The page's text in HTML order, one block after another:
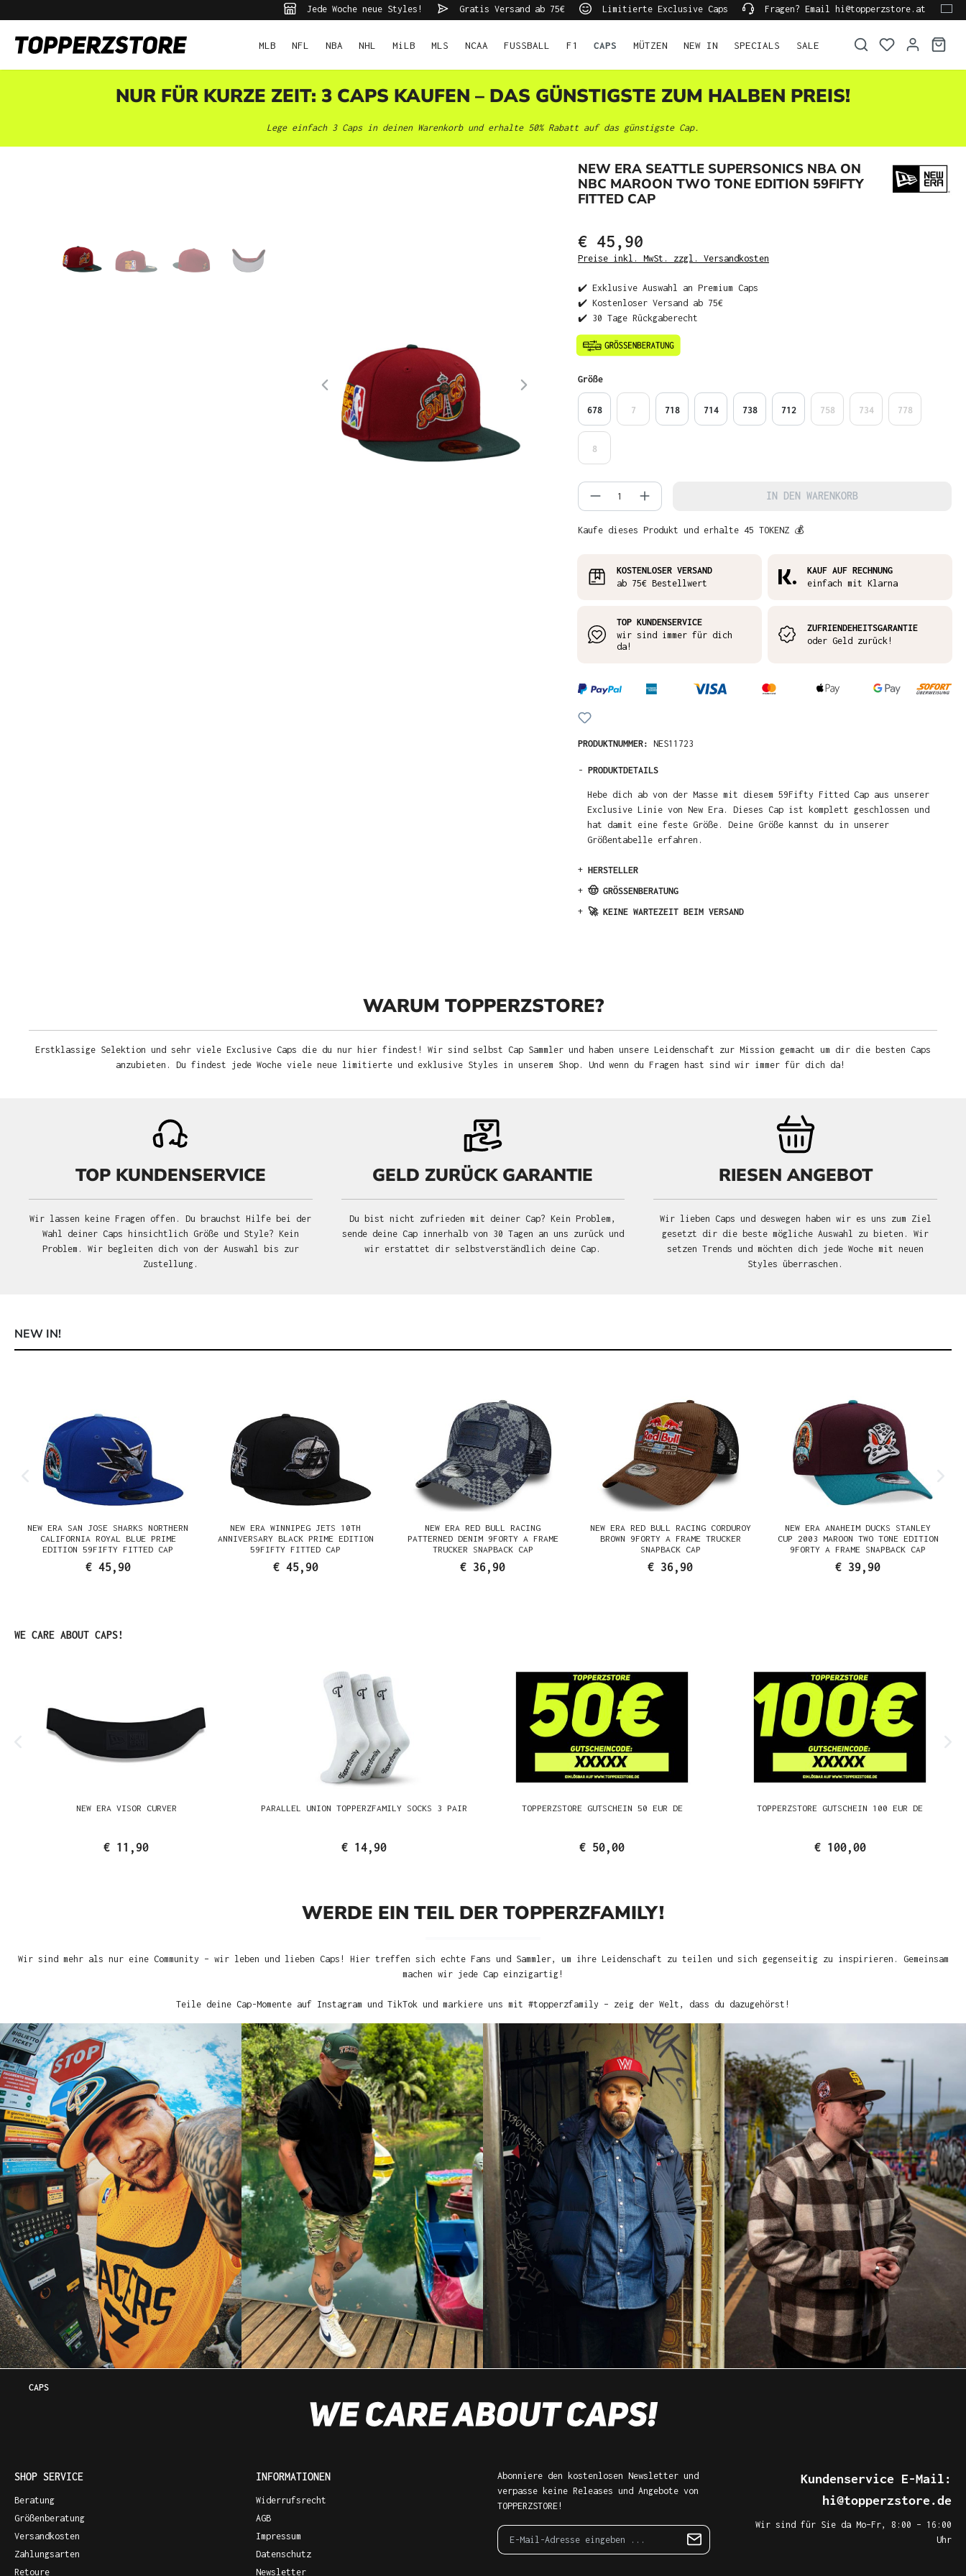
Jede Woche neue Styles! Gratis Versand ab 75€ Limitierte Exclusive Caps Fragen? Email hi@topperzstore.at
MLB NFL NBA NHL MiLB MLS NCAA FUSSBALL F1 CAPS MÜTZEN NEW IN SPECIALS SALE
NUR FÜR KURZE ZEIT: 3 CAPS KAUFEN – DAS GÜNSTIGSTE ZUM HALBEN PREIS!
Lege einfach 3 Caps in deinen Warenkorb und erhalte 50% Rabatt auf das günstigste Cap.
NEW ERA SEATTLE SUPERSONICS NBA ON
NBC MAROON TWO TONE EDITION 59FIFTY
FITTED CAP
€ 45,90
Preise inkl. MwSt. zzgl. Versandkosten
✔️ Exklusive Auswahl an Premium Caps
✔️ Kostenloser Versand ab 75€
✔️ 30 Tage Rückgaberecht
Größeauswählen
678 7 718 714 738 712 758 734 778
8
Produkt Anzahl: Gib den gewünschten Wert
IN DEN WARENKORB
Kaufe dieses Produkt und erhalte 45 TOKENZ 💰
KOSTENLOSER VERSAND
ab 75€ Bestellwert
KAUF AUF RECHNUNG
einfach mit Klarna
TOP KUNDENSERVICE
wir sind immer für dich
da!
ZUFRIENDEHEITSGARANTIE
oder Geld zurück!
PRODUKTNUMMER: NES11723
- PRODUKTDETAILS
Hebe dich ab von der Masse mit diesem 59Fifty Fitted Cap aus unserer
Exclusive Linie von New Era. Dieses Cap ist komplett geschlossen und
hat damit eine feste Größe. Deine Größe kannst du in unserer
Größentabelle erfahren.
+ HERSTELLER
+ 🤠 GRÖSSENBERATUNG
+ 🚀 KEINE WARTEZEIT BEIM VERSAND
WARUM TOPPERZSTORE?
Erstklassige Selektion und sehr viele Exclusive Caps die du nur hier findest! Wir sind selbst Cap Sammler und haben unsere Leidenschaft zur Mission gemacht um dir die besten Caps
anzubieten. Du findest jede Woche viele neue limitierte und exklusive Styles in unserem Shop. Und wenn du Fragen hast sind wir immer für dich da!
TOP KUNDENSERVICE
Wir lassen keine Fragen offen. Du brauchst Hilfe bei der
Wahl deiner Caps hinsichtlich Größe und Style? Kein
Problem. Wir begleiten dich von der Auswahl bis zur
Zustellung.
GELD ZURÜCK GARANTIE
Du bist nicht zufrieden mit deiner Cap? Kein Problem,
sende deine Cap innerhalb von 30 Tagen an uns zurück und
wir erstattet dir selbstverständlich deine Cap.
RIESEN ANGEBOT
Wir lieben Caps und deswegen haben wir es uns zum Ziel
gesetzt dir die beste mögliche Auswahl zu bieten. Wir
setzen Trends und möchten dich jede Woche mit neuen
Styles überraschen.
NEW IN!
NEW ERA SAN JOSE SHARKS NORTHERN
CALIFORNIA ROYAL BLUE PRIME
EDITION 59FIFTY FITTED CAP
€ 45,90
NEW ERA WINNIPEG JETS 10TH
ANNIVERSARY BLACK PRIME EDITION
59FIFTY FITTED CAP
€ 45,90
NEW ERA RED BULL RACING
PATTERNED DENIM 9FORTY A FRAME
TRUCKER SNAPBACK CAP
€ 36,90
NEW ERA RED BULL RACING CORDUROY
BROWN 9FORTY A FRAME TRUCKER
SNAPBACK CAP
€ 36,90
NEW ERA ANAHEIM DUCKS STANLEY
CUP 2003 MAROON TWO TONE EDITION
9FORTY A FRAME SNAPBACK CAP
€ 39,90
Produktgalerie überspringen
WE CARE ABOUT CAPS!
NEW ERA VISOR CURVER
€ 11,90
PARALLEL UNION TOPPERZFAMILY SOCKS 3 PAIR
€ 14,90
TOPPERZSTORE GUTSCHEIN 50 EUR DE
€ 50,00
TOPPERZSTORE GUTSCHEIN 100 EUR DE
€ 100,00
WERDE EIN TEIL DER TOPPERZFAMILY!
Wir sind mehr als nur eine Community – wir leben und lieben Caps! Hier treffen sich echte Fans und Sammler, um ihre Leidenschaft zu teilen und sich gegenseitig zu inspirieren. Gemeinsam
machen wir jede Cap einzigartig!
Teile deine Cap-Momente auf Instagram und TikTok und markiere uns mit #topperzfamily – zeig der Welt, dass du dazugehörst!
CAPS
SHOP SERVICE
Beratung
Größenberatung
Versandkosten
Zahlungsarten
Retoure
INFORMATIONEN
Widerrufsrecht
AGB
Impressum
Datenschutz
Newsletter
Abonniere den kostenlosen Newsletter und
verpasse keine Releases und Angebote von
TOPPERZSTORE!
Kundenservice E-Mail:
hi@topperzstore.de
Wir sind für Sie da Mo–Fr, 8:00 – 16:00
Uhr